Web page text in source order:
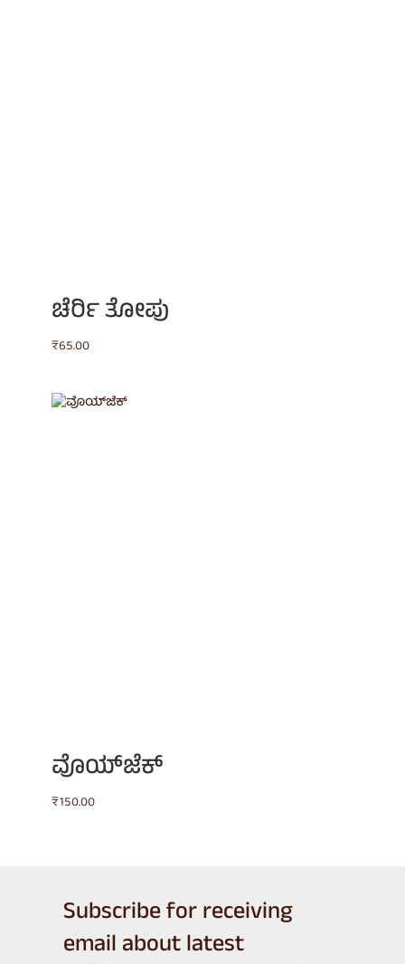
ಚೆರ್ರಿ ತೋಪು
₹65.00
ವೊಯ್‌ಜೆಕ್
₹150.00
Subscribe for receiving
email about latest